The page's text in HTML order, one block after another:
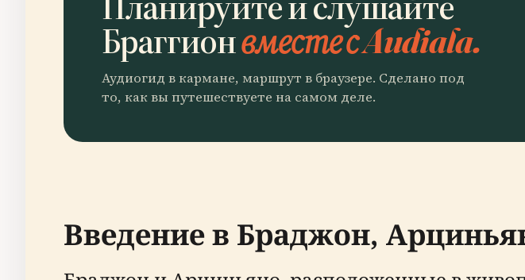
Браггионвместе с Audiala.
Аудиогид в кармане, маршрут в браузере. Сделано под
то, как вы путешествуете на самом деле.
Введение в Браджон,